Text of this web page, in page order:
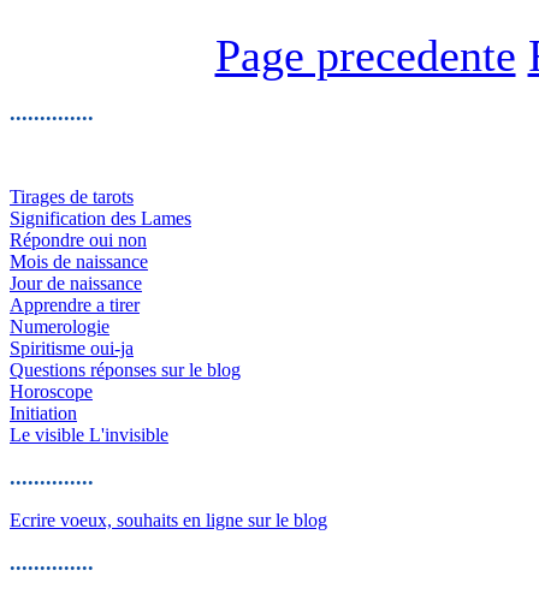
Page precedente
..............
Tirages de tarots
Signification des Lames
Répondre oui non
Mois de naissance
Jour de naissance
Apprendre a tirer
Numerologie
Spiritisme oui-ja
Questions réponses sur le blog
Horoscope
Initiation
Le visible L'invisible
..............
Ecrire voeux, souhaits en ligne sur le blog
..............